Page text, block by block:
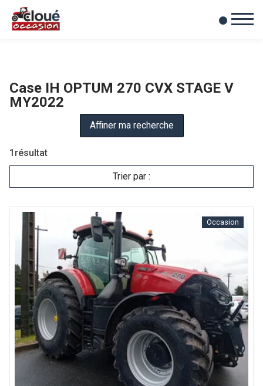
Mes favoris
0
Case IH OPTUM 270 CVX STAGE V
MY2022
1 résultat
Trier par :
Affiner ma recherche
Occasion